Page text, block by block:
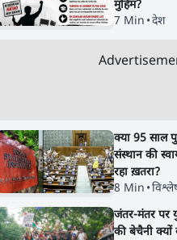
9
रोज़ाना खर्चः योगी
3.0 को भी पीछे छोड़ा
मुहिम?
7 Min •देश
क्या 95 साल
संस्थान की
रहा ख़तरा?
8 Min •
जंतर-मंतर पर
की बेचैनी क्यों